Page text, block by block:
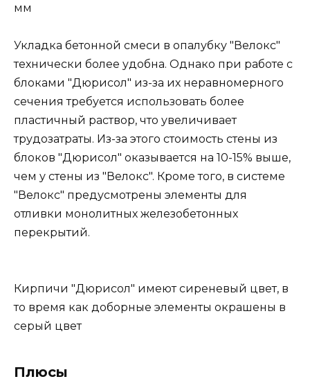
мм
Укладка бетонной смеси в опалубку "Велокс"
технически более удобна. Однако при работе с
блоками "Дюрисол" из-за их неравномерного
сечения требуется использовать более
пластичный раствор, что увеличивает
трудозатраты. Из-за этого стоимость стены из
блоков "Дюрисол" оказывается на 10-15% выше,
чем у стены из "Велокс". Кроме того, в системе
"Велокс" предусмотрены элементы для
отливки монолитных железобетонных
перекрытий.
Кирпичи "Дюрисол" имеют сиреневый цвет, в
то время как доборные элементы окрашены в
серый цвет
Плюсы